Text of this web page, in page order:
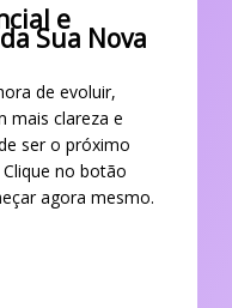
e
Sua Nova
de evoluir,
mais clareza e
ser o próximo
no botão
agora mesmo.